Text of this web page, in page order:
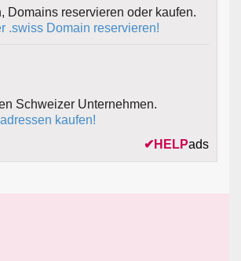
Domains reservieren oder kaufen.
.swiss Domain reservieren!
Schweizer Unternehmen.
kaufen!
✔ HELPads